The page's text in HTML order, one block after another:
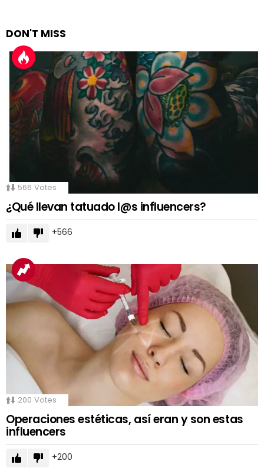
DON'T MISS
566 Votes
¿Qué llevan tatuado l@s influencers?
566
200 Votes
Operaciones estéticas, así eran y son estas
influencers
200